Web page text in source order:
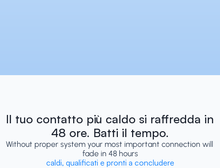
Il tuo contatto più caldo si raffredda in
48 ore. Batti il tempo.
Without proper system your most important connection will
fade in 48 hours
caldi, qualificati e pronti a concludere